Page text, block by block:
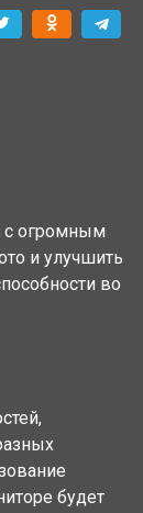
с огромным
и улучшить
во
будет